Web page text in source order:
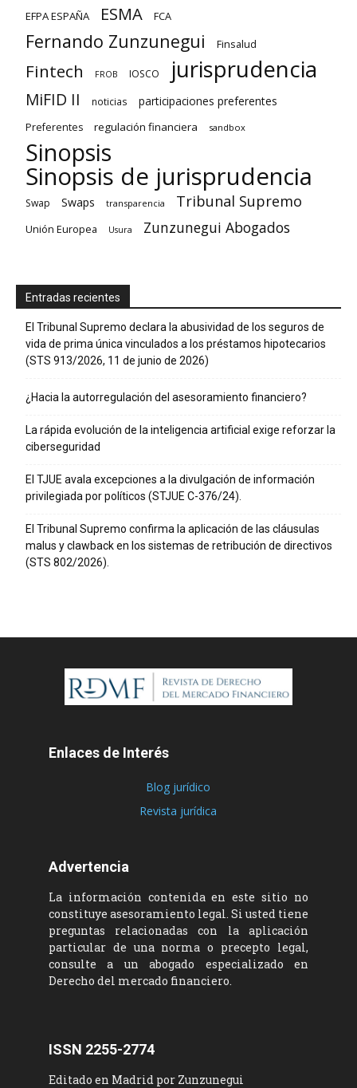
EFPA ESPAÑA ESMA FCA
Fernando Zunzunegui Finsalud
Fintech FROB IOSCO jurisprudencia
MiFID II noticias participaciones preferentes
Preferentes regulación financiera sandbox
Sinopsis
Sinopsis de jurisprudencia
Swap Swaps transparencia Tribunal Supremo
Unión Europea Usura Zunzunegui Abogados
Entradas recientes
El Tribunal Supremo declara la abusividad de los seguros de
vida de prima única vinculados a los préstamos hipotecarios
(STS 913/2026, 11 de junio de 2026)
¿Hacia la autorregulación del asesoramiento financiero?
La rápida evolución de la inteligencia artificial exige reforzar la
ciberseguridad
El TJUE avala excepciones a la divulgación de información
privilegiada por políticos (STJUE C-376/24).
El Tribunal Supremo confirma la aplicación de las cláusulas
malus y clawback en los sistemas de retribución de directivos
(STS 802/2026).
Enlaces de Interés
Blog jurídico
Revista jurídica
Advertencia
La información contenida en este sitio no
constituye asesoramiento legal. Si usted tiene
preguntas relacionadas con la aplicación
particular de una norma o precepto legal,
consulte a un abogado especializado en
Derecho del mercado financiero.
ISSN 2255-2774
Editado en Madrid por Zunzunegui